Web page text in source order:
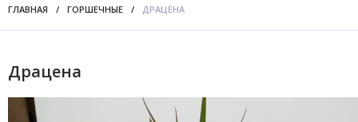
ГЛАВНАЯ / ГОРШЕЧНЫЕ / ДРАЦЕНА
Драцена